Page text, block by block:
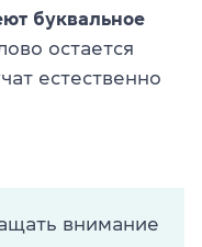
буквальное
остается
естественно
внимание